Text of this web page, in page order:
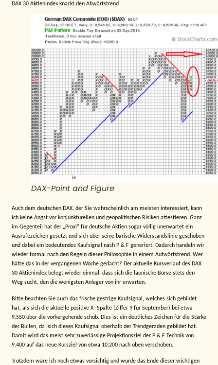
DAX 30 Aktienindex knackt den Abwärtstrend
DAX-Point and Figure
Auch dem deutschen DAX, der Sie wahrscheinlich am meisten interessiert, kann
ich keine Angst vor konjunkturellen und geopolitischen Risiken attestieren. Ganz
im Gegenteil hat der „Proxi“ für deutsche Aktien sogar völlig unerwartet ein
Ausrufezeichen gesetzt und sich über seine bärische Widerstandslinie geschoben
und dabei ein bedeutendes Kaufsignal nach P & F generiert. Dadurch handeln wir
wieder formal nach den Regeln dieser Philosophie in einem Aufwärtstrend. Wer
hätte das in der vergangenen Woche gedacht? Der aktuelle Kursverlauf des DAX
30 Aktienindex belegt wieder einmal, dass sich die launische Börse stets den
Weg sucht, den die wenigsten Anleger von ihr erwarten.
Bitte beachten Sie auch das frische gestrige Kaufsignal, welches sich gebildet
hat, als sich die aktuelle positive X- Spalte (Ziffer 9 für September) bei etwa
9.550 über die vorhergehende schob. Dies ist ein deutliches Zeichen für die Stärke
der Bullen, da sich dieses Kaufsignal oberhalb der Trendgeraden gebildet hat.
Damit wird das meist sehr zuverlässige Projektionsziel der P & F Technik von
9.400 auf das neue Kursziel von etwa 10.200 nach oben verschoben.
Trotzdem wäre ich noch etwas vorsichtig und wurde das Ende dieser wichtigen